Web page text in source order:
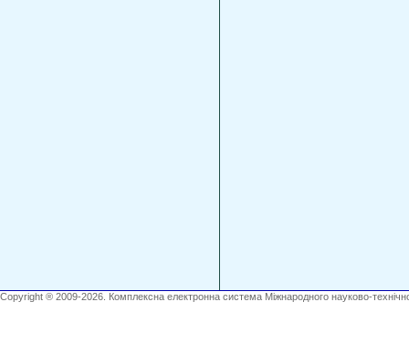
Copyright ® 2009-2026. Комплексна електронна система Міжнародного науково-